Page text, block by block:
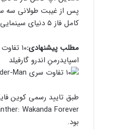
پس از غیبت طولانی سه
کامل فاز ۵ دنیای سینمایی مارول رونمایی کرد.
مطلب پیشنهادی:۱۰ تفاوت سری The Amazing Spider-Man با دیگر فیلم‌های مرد عنکبوتی
اسپایدرمنِ اندرو گارفیلد
بود.